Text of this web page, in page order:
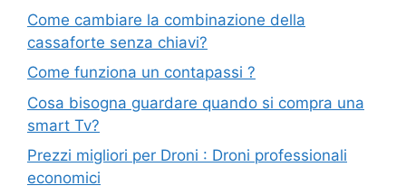
Come cambiare la combinazione della
cassaforte senza chiavi?
Come funziona un contapassi ?
Cosa bisogna guardare quando si compra una
smart Tv?
Prezzi migliori per Droni : Droni professionali
economici